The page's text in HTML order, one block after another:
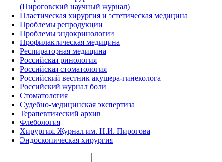
(Пироговский научный журнал)
Пластическая хирургия и эстетическая медицина
Проблемы репродукции
Проблемы эндокринологии
Профилактическая медицина
Респираторная медицина
Российская ринология
Российская стоматология
Российский вестник акушера-гинеколога
Российский журнал боли
Стоматология
Судебно-медицинская экспертиза
Терапевтический архив
Флебология
Хирургия. Журнал им. Н.И. Пирогова
Эндоскопическая хирургия